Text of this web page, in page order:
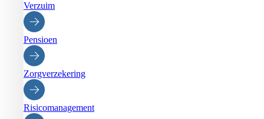
Verzuim
Pensioen
Zorgverzekering
Risicomanagement